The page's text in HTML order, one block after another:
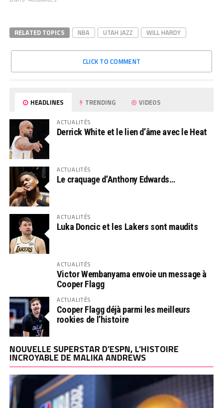
RELATED TOPICS NBA UTAH JAZZ WILL HARDY
CLICK TO COMMENT
HEADLINES TRENDING VIDEOS
ACTUALITÉS
Derrick White et le lien d’âme avec le Heat
ACTUALITÉS
Le craquage d’Anthony Edwards…
ACTUALITÉS
Luka Doncic et les Lakers sont maudits
ACTUALITÉS
Victor Wembanyama envoie un message à
Cooper Flagg
ACTUALITÉS
Cooper Flagg déjà parmi les meilleurs
rookies de l’histoire
NOUVELLE SUPERSTAR D’ESPN, L’HISTOIRE
INCROYABLE DE MALIKA ANDREWS